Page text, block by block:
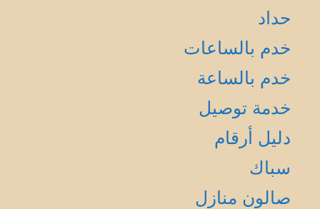
حداد
خدم بالساعات
خدم بالساعة
خدمة توصيل
دليل أرقام
سباك
صالون منازل